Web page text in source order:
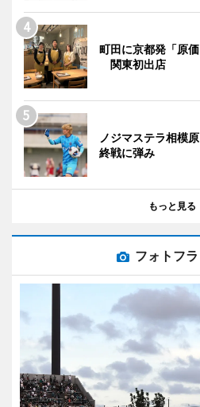
町田に京都発「原
関東初出店
ノジマステラ相模
終戦に弾み
もっと見る
フォトフ